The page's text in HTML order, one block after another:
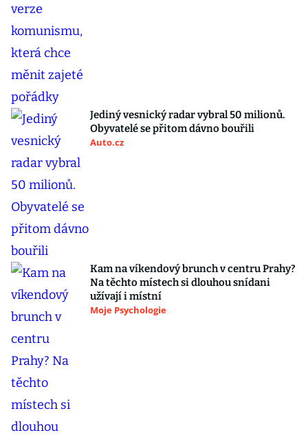
Jediný vesnický radar vybral 50 milionů.
Obyvatelé se přitom dávno bouřili
Auto.cz
Kam na víkendový brunch v centru Prahy?
Na těchto místech si dlouhou snídani
užívají i místní
Moje Psychologie